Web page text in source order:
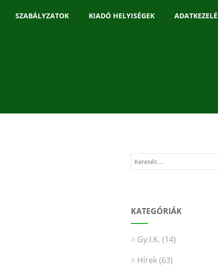
SZABÁLYZATOK KIADÓ HELYISÉGEK
KATEGÓRIÁK
Gy.I.K. (14)
Hírek(63)